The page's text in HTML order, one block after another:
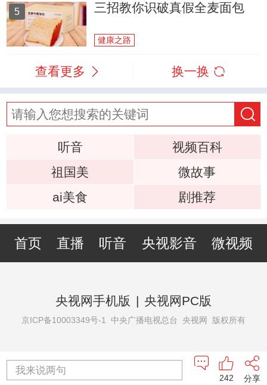
5 三招教你识破真假全麦面包
健康之路
查看更多 换一换
听音
视频百科
祖国美
微故事
ai美食
剧推荐
首页 直播 听音 央视影音 微视频
央视网手机版 | 央视网PC版
京ICP备10003349号-1 中央广播电视总台 央视网 版权所有
我来说两句
分享
242